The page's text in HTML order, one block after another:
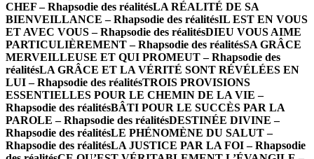
CHEF – Rhapsodie des réalitésLA RÉALITÉ DE SA
BIENVEILLANCE – Rhapsodie des réalitésIL EST EN VOUS
ET AVEC VOUS – Rhapsodie des réalitésDIEU VOUS AIME
PARTICULIÈREMENT – Rhapsodie des réalitésSA GRÂCE
MERVEILLEUSE ET QUI PROMEUT – Rhapsodie des
réalitésLA GRÂCE ET LA VÉRITÉ SONT RÉVÉLÉES EN
LUI – Rhapsodie des réalitésTROIS PROVISIONS
ESSENTIELLES POUR LE CHEMIN DE LA VIE –
Rhapsodie des réalitésBÂTI POUR LE SUCCÈS PAR LA
PAROLE – Rhapsodie des réalitésDESTINÉE DIVINE –
Rhapsodie des réalitésLE PHÉNOMÈNE DU SALUT –
Rhapsodie des réalitésLA JUSTICE PAR LA FOI – Rhapsodie